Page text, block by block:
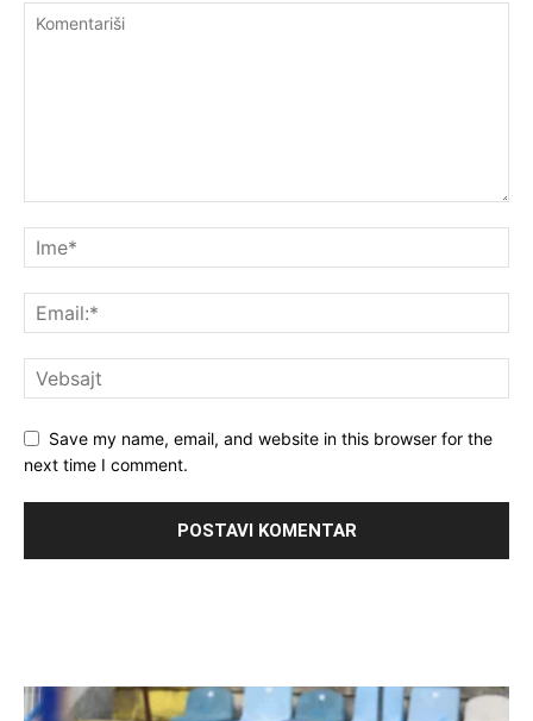
Save my name, email, and website in this browser for the
next time I comment.